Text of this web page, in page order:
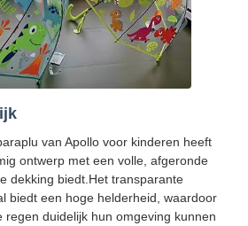
van Apollo voor kinderen heeft
ontwerp met een volle, afgeronde
dekking biedt.Het transparante
biedt een hoge helderheid, waardoor
regen duidelijk hun omgeving kunnen